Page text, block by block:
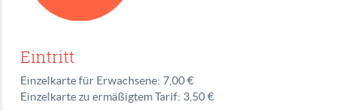
Eintritt
Einzelkarte für Erwachsene: 7,00 €
Einzelkarte zu ermäßigtem Tarif: 3,50 €